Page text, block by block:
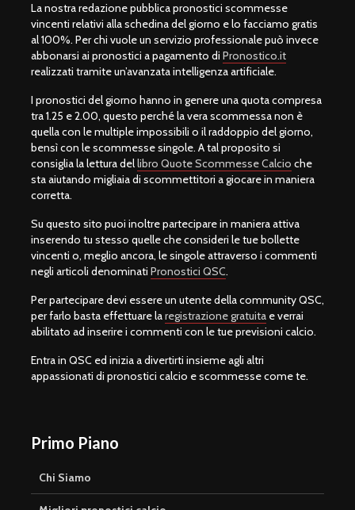
La nostra redazione pubblica pronostici scommesse
vincenti relativi alla schedina del giorno e lo facciamo gratis
al 100%. Per chi vuole un servizio professionale può invece
abbonarsi ai pronostici a pagamento di Pronostico.it
realizzati tramite un’avanzata intelligenza artificiale.
I pronostici del giorno hanno in genere una quota compresa
tra 1.25 e 2.00, questo perché la vera scommessa non è
quella con le multiple impossibili o il raddoppio del giorno,
bensì con le scommesse singole. A tal proposito si
consiglia la lettura dellibro Quote Scommesse Calcio che
sta aiutando migliaia di scommettitori a giocare in maniera
corretta.
Su questo sito puoi inoltre partecipare in maniera attiva
inserendo tu stesso quelle che consideri le tue bollette
vincenti o, meglio ancora, le singole attraverso i commenti
negli articoli denominati Pronostici QSC.
Per partecipare devi essere un utente della community QSC,
per farlo basta effettuare laregistrazione gratuita e verrai
abilitato ad inserire i commenti con le tue previsioni calcio.
Entra in QSC ed inizia a divertirti insieme agli altri
appassionati di pronostici calcio e scommesse come te.
Primo Piano
Chi Siamo